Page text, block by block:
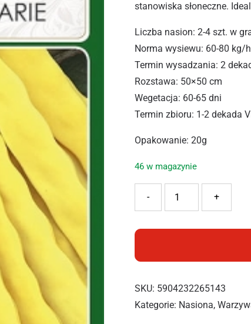
stanowiska słoneczne.
Liczba nasion: 2-4 szt. w
Norma wysiewu: 60-80 kg/
Termin wysadzania: 2
Rozstawa: 50×50 cm
Wegetacja: 60-65 dni
Termin zbioru: 1-2 dekada
Opakowanie: 20g
46 w magazynie
+
-
SKU: 5904232265143
Kategorie: Nasiona,